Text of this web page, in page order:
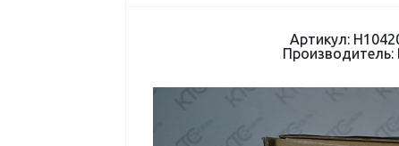
Артикул:
Производитель: